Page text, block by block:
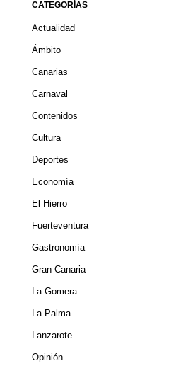
CATEGORÍAS
Actualidad
Ámbito
Canarias
Carnaval
Contenidos
Cultura
Deportes
Economía
El Hierro
Fuerteventura
Gastronomía
Gran Canaria
La Gomera
La Palma
Lanzarote
Opinión